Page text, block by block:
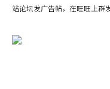
站论坛发广告帖，在旺旺上群